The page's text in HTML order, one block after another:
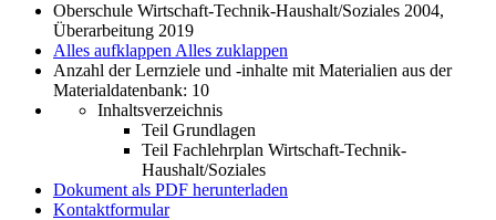
Oberschule Wirtschaft-Technik-Haushalt/Soziales 2004,
Überarbeitung 2019
Alles aufklappen Alles zuklappen
Anzahl der Lernziele und -inhalte mit Materialien aus der
Materialdatenbank: 10
Inhaltsverzeichnis
Teil Grundlagen
Teil Fachlehrplan Wirtschaft-Technik-
Haushalt/Soziales
Dokument als PDF herunterladen
Kontaktformular